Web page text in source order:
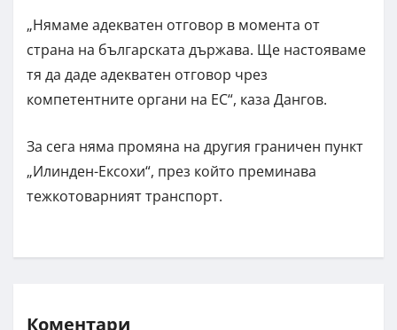
„Нямаме адекватен отговор в момента от
страна на българската държава. Ще настояваме
тя да даде адекватен отговор чрез
компетентните органи на ЕС“, каза Дангов.
За сега няма промяна на другия граничен пункт
„Илинден-Ексохи“, през който преминава
тежкотоварният транспорт.
Коментари